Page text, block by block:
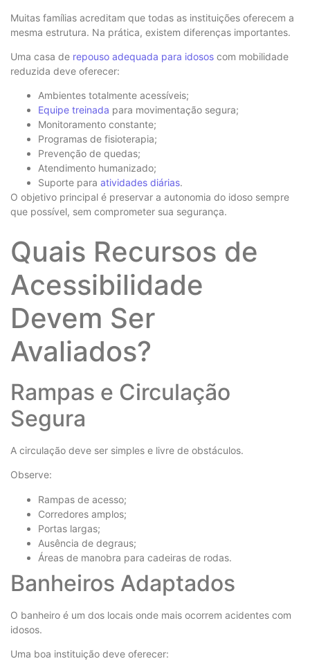
Muitas famílias acreditam que todas as instituições oferecem a
mesma estrutura. Na prática, existem diferenças importantes.
Uma casa de repouso adequada para idosos com mobilidade
reduzida deve oferecer:
Ambientes totalmente acessíveis;
Equipe treinada para movimentação segura;
Monitoramento constante;
Programas de fisioterapia;
Prevenção de quedas;
Atendimento humanizado;
Suporte para atividades diárias.
O objetivo principal é preservar a autonomia do idoso sempre
que possível, sem comprometer sua segurança.
Quais Recursos de
Acessibilidade
Devem Ser
Avaliados?
Rampas e Circulação
Segura
A circulação deve ser simples e livre de obstáculos.
Observe:
Rampas de acesso;
Corredores amplos;
Portas largas;
Ausência de degraus;
Áreas de manobra para cadeiras de rodas.
Banheiros Adaptados
O banheiro é um dos locais onde mais ocorrem acidentes com
idosos.
Uma boa instituição deve oferecer: